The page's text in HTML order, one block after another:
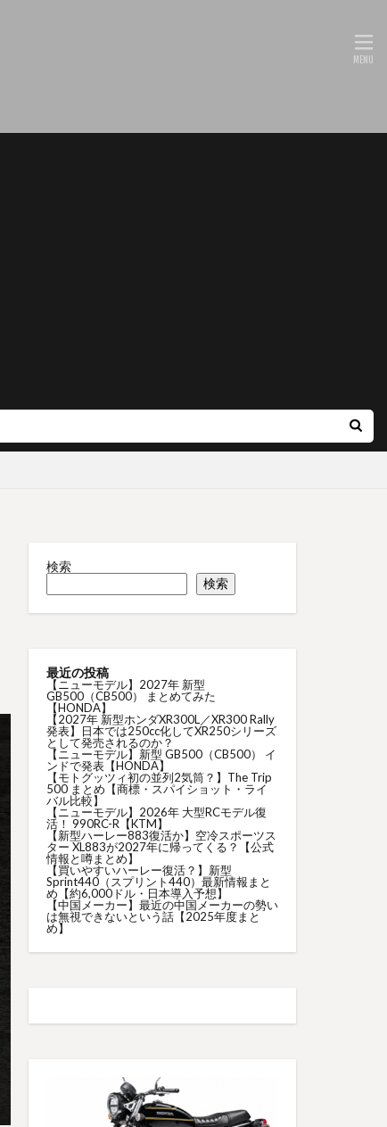
検索
検索
最近の投稿
【ニューモデル】2027年 新型
GB500（CB500） まとめてみた
【HONDA】
【2027年 新型ホンダXR300L／XR300 Rally
発表】日本では250cc化してXR250シリーズ
として発売されるのか？
【ニューモデル】新型 GB500（CB500） イ
ンドで発表【HONDA】
【モトグッツィ初の並列2気筒？】The Trip
500 まとめ【商標・スパイショット・ライ
バル比較】
【ニューモデル】2026年 大型RCモデル復
活！ 990RC-R【KTM】
【新型ハーレー883復活か】空冷スポーツス
ター XL883が2027年に帰ってくる？【公式
情報と噂まとめ】
【買いやすいハーレー復活？】新型
Sprint440（スプリント440）最新情報まと
め【約6,000ドル・日本導入予想】
【中国メーカー】最近の中国メーカーの勢い
は無視できないという話【2025年度まと
め】